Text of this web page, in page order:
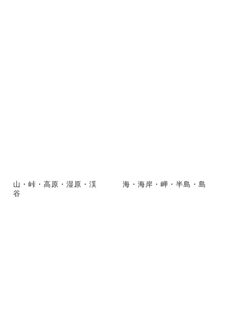
山・峠・高原・湿原・渓
谷
海・海岸・岬・半島・島